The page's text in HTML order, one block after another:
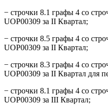
− строчки 8.1 графы 4 со
UOP00309 за ІІ Квартал;
− строчки 8.5 графы 4 со
UOP00309 за ІІ Квартал;
− строчки 8.3 графы 4 со
UOP00309 за ІІ Квартал для
− строчки 8.1 графы 4 со
UOP00309 за ІІІ Квартал;